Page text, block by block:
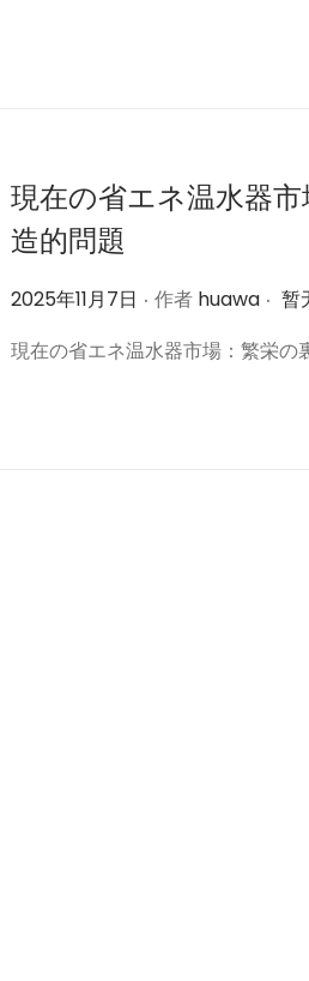
現在の省エネ温水器
造的問題
作
2025年11月7日 . 作者 huawa . 暂
現在の省エネ温水器市場：繁栄の